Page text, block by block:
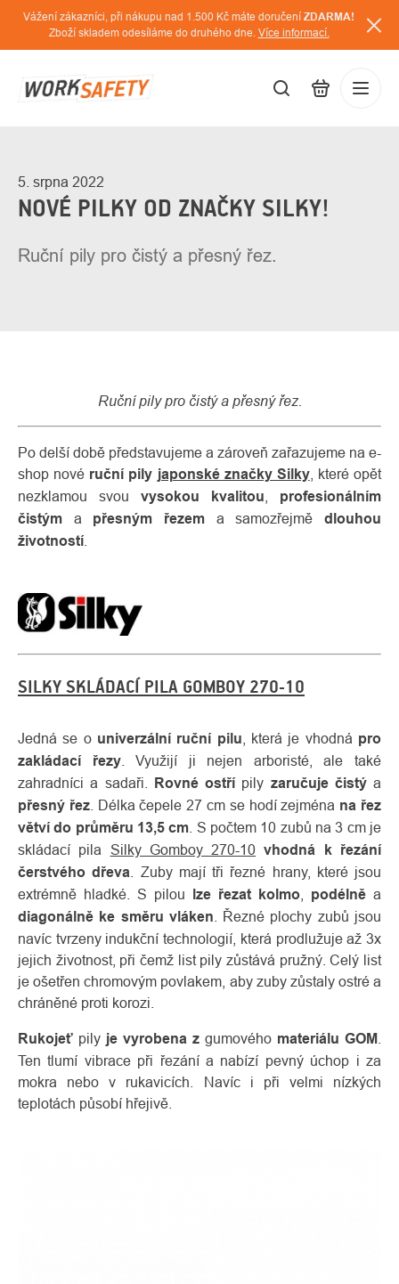
Přejít
obsah
Vážení zákazníci, při nákupu nad 1.500 Kč máte doručení ZDARMA!
Zboží skladem odesíláme do druhého dne. Více informací.
5. srpna 2022
NOVÉ PILKY OD ZNAČKY SILKY!
Ruční pily pro čistý a přesný řez.
Ruční pily pro čistý a přesný řez.
Po delší době představujeme a zároveň zařazujeme na e-
shop nové ruční pily japonské značky Silky, které opět
nezklamou svou vysokou kvalitou
profesionálním
čistým a přesným řezem a samozřejmě dlouhou
životností
SILKY SKLÁDACÍ PILA GOMBOY 270-10
Jedná se o univerzální ruční pilu , která je vhodná pro
zakládací řezy. Využijí ji nejen arboristé, ale také
zahradníci a sadaři. Rovné ostří pily zaručuje čistýa
přesný řez. Délka čepele 27 cm se hodí zejména na řez
větví do průměru 13,5 cm . S počtem 10 zubů na 3 cm je
skládací pila Silky Gomboy 270-10 vhodná k řezání
čerstvého dřeva . Zuby mají tři řezné hrany, které jsou
extrémně hladké. S pilou lze řezat kolmo podélně a
diagonálně ke směru vláken . Řezné plochy zubů jsou
navíc tvrzeny indukční technologií, která prodlužuje až 3x
jejich životnost, při čemž list pily zůstává pružný. Celý list
je ošetřen chromovým povlakem, aby zuby zůstaly ostré a
chráněné proti korozi.
Rukojeť pily je vyrobena z gumového materiálu GOM
Ten tlumí vibrace při řezání a nabízí pevný úchop i za
mokra nebo v rukavicích. Navíc i při velmi nízkých
teplotách působí hřejivě.